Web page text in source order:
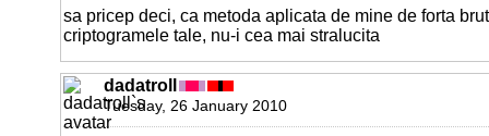
sa pricep deci, ca metoda aplicata de mine de forta
criptogramele tale, nu-i cea mai stralucita
dadatroll
Tuesday, 26 January 2010